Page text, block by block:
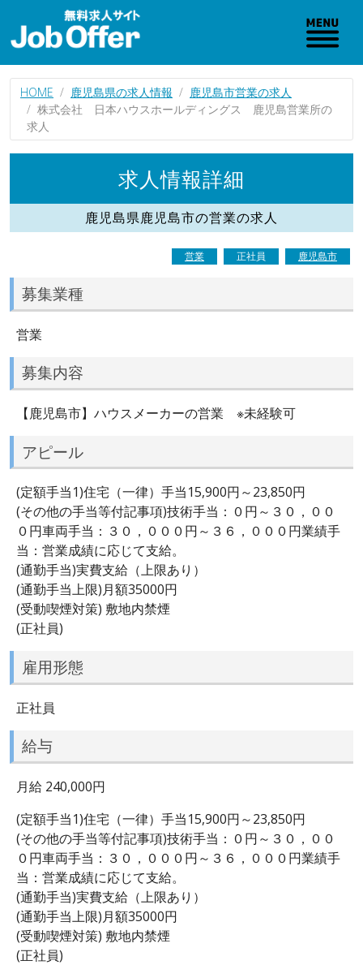
HOME 鹿児島県の求人情報
鹿児島市営業の求人
株式会社 日本ハウスホールディングス 鹿児島営業所の
求人
求人情報詳細
鹿児島県鹿児島市の営業の求人
営業 正社員 鹿児島市
募集業種
営業
募集内容
【鹿児島市】ハウスメーカーの営業 ※未経験可
アピール
(定額手当1)住宅（一律）手当15,900円～23,850円
(その他の手当等付記事項)技術手当：０円～３０，００
０円車両手当：３０，０００円～３６，０００円業績手
当：営業成績に応じて支給。
(通勤手当)実費支給（上限あり）
(通勤手当上限)月額35000円
(受動喫煙対策) 敷地内禁煙
(正社員)
雇用形態
正社員
給与
月給 240,000円
(定額手当1)住宅（一律）手当15,900円～23,850円
(その他の手当等付記事項)技術手当：０円～３０，００
０円車両手当：３０，０００円～３６，０００円業績手
当：営業成績に応じて支給。
(通勤手当)実費支給（上限あり）
(通勤手当上限)月額35000円
(受動喫煙対策) 敷地内禁煙
(正社員)